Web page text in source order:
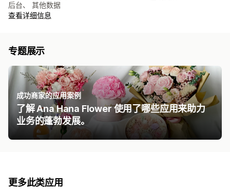
后台、 其他数据
查看详细信息
专题展示
成功商家的应用案例
了解 Ana Hana Flower 使用了哪些应用来助力
业务的蓬勃发展。
更多此类应用